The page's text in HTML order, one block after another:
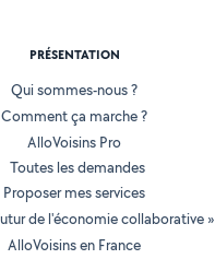
PRÉSENTATION
Qui sommes-nous ?
Comment ça marche ?
AlloVoisins Pro
Toutes les demandes
Proposer mes services
de l'économie collaborative »
AlloVoisins en France